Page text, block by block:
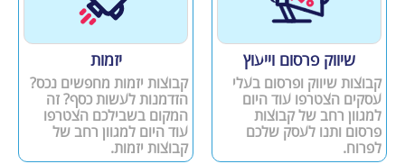
שיווק פרסום וייעוץ
קבוצות שיווק ופרסום בעלי
עסקים הצטרפו עוד היום
למגוון רחב של קבוצות
פרסום ותנו לעסק שלכם
לפרוח.
יזמות
קבוצות יזמות מחפשים נכס?
הזדמנות לעשות כסף? זה
המקום בשבילכם הצטרפו
עוד היום למגוון רחב של
קבוצות יזמות.